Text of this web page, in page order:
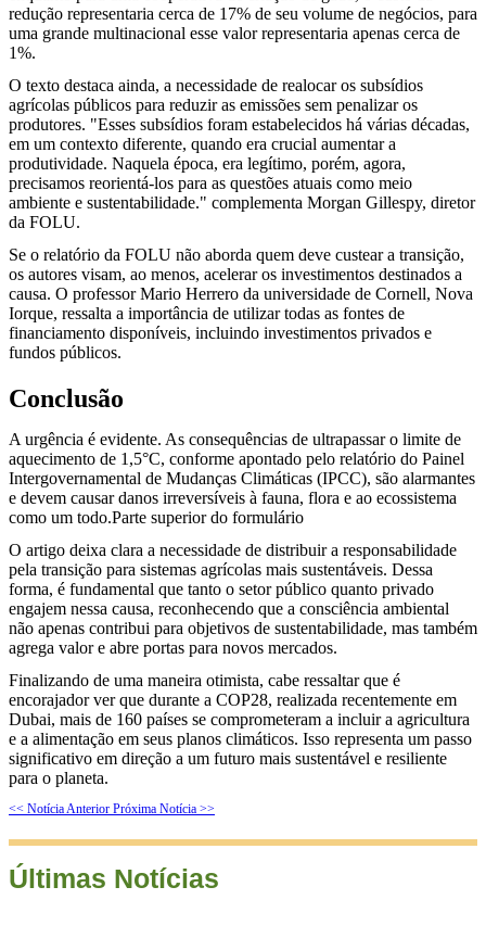
redução representaria cerca de 17% de seu volume de negócios, para
uma grande multinacional esse valor representaria apenas cerca de
1%.
O texto destaca ainda, a necessidade de realocar os subsídios
agrícolas públicos para reduzir as emissões sem penalizar os
produtores. "Esses subsídios foram estabelecidos há várias décadas,
em um contexto diferente, quando era crucial aumentar a
produtividade. Naquela época, era legítimo, porém, agora,
precisamos reorientá-los para as questões atuais como meio
ambiente e sustentabilidade." complementa Morgan Gillespy, diretor
da FOLU.
Se o relatório da FOLU não aborda quem deve custear a transição,
os autores visam, ao menos, acelerar os investimentos destinados a
causa. O professor Mario Herrero da universidade de Cornell, Nova
Iorque, ressalta a importância de utilizar todas as fontes de
financiamento disponíveis, incluindo investimentos privados e
fundos públicos.
Conclusão
A urgência é evidente. As consequências de ultrapassar o limite de
aquecimento de 1,5°C, conforme apontado pelo relatório do Painel
Intergovernamental de Mudanças Climáticas (IPCC), são alarmantes
e devem causar danos irreversíveis à fauna, flora e ao ecossistema
como um todo.Parte superior do formulário
O artigo deixa clara a necessidade de distribuir a responsabilidade
pela transição para sistemas agrícolas mais sustentáveis. Dessa
forma, é fundamental que tanto o setor público quanto privado
engajem nessa causa, reconhecendo que a consciência ambiental
não apenas contribui para objetivos de sustentabilidade, mas também
agrega valor e abre portas para novos mercados.
Finalizando de uma maneira otimista, cabe ressaltar que é
encorajador ver que durante a COP28, realizada recentemente em
Dubai, mais de 160 países se comprometeram a incluir a agricultura
e a alimentação em seus planos climáticos. Isso representa um passo
significativo em direção a um futuro mais sustentável e resiliente
para o planeta.
<< Notícia Anterior Próxima Notícia >>
Últimas Notícias